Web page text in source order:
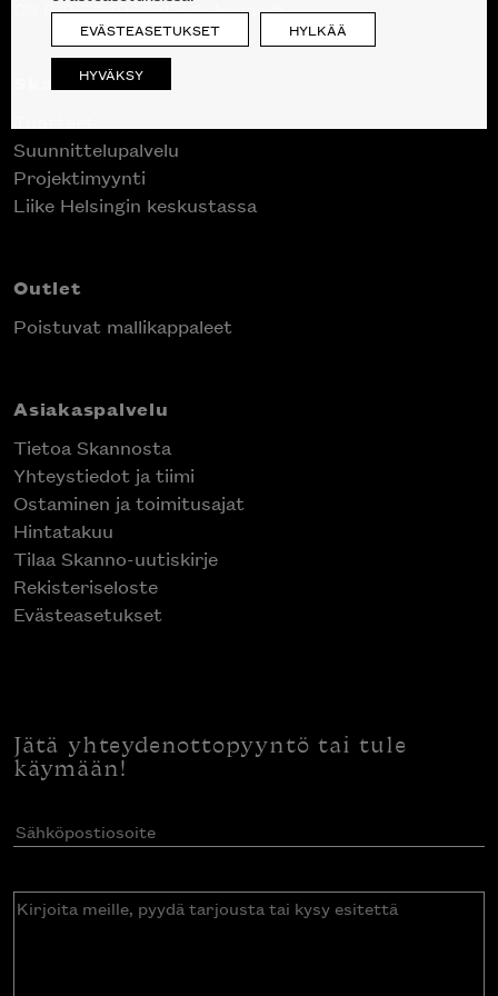
09 612 9440|sales@skanno.fi
Skanno
Suunnittelupalvelu
Projektimyynti
Liike Helsingin keskustassa
Outlet
Poistuvat mallikappaleet
Asiakaspalvelu
Tietoa Skannosta
Yhteystiedot ja tiimi
Ostaminen ja toimitusajat
Hintatakuu
Tilaa Skanno-uutiskirje
Rekisteriseloste
Evästeasetukset
Jätä yhteydenottopyyntö tai tule
käymään!
Sähköpostiosoite(Pakollinen)
Kirjoita
EVÄSTEASETUKSET HYLKÄÄ
HYVÄKSY